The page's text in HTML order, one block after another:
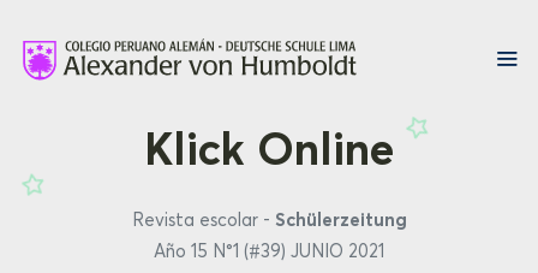
Klick Online
Revista escolar - Schülerzeitung
Año 15 N°1 (#39) JUNIO 2021